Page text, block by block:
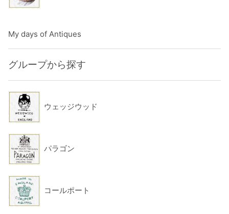
My days of Antiques
グループから探す
ウェッジウッド
パラゴン
コールポート